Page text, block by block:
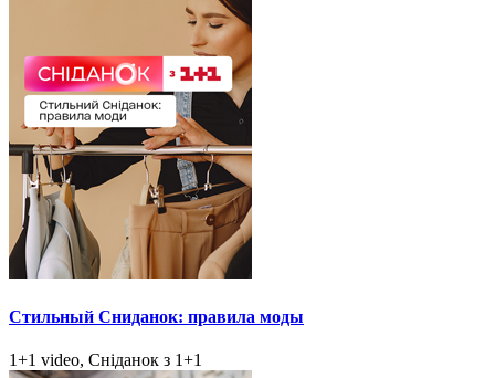
Стильный Сниданок: правила моды
1+1 video, Сніданок з 1+1